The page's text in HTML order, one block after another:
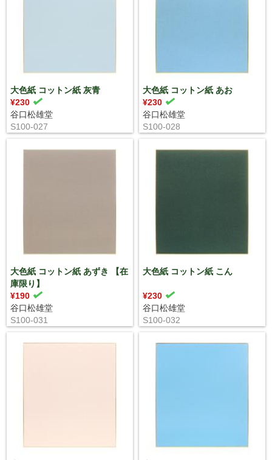
大色紙 コットン紙 灰青
¥230
谷口松雄堂
S100-027
大色紙 コットン紙 あお
¥230
谷口松雄堂
S100-028
大色紙 コットン紙 あずき 【在
庫限り】
¥190
谷口松雄堂
S100-031
大色紙 コットン紙 こん
¥230
谷口松雄堂
S100-032